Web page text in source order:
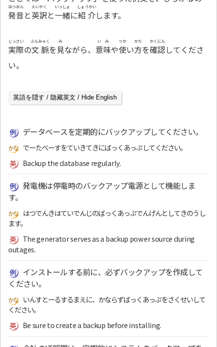
発音
はつおん
と英訳
えいやく
と一緒
いっしょ
に紹介
しょうかい
します。
実際
じっさい
の文脈
ぶんみゃく
を見
み
ながら、 意味
いみ
や使
つか
い方
かた
を確認
かくにん
してくださ
い。
英語を隠す / 隐藏英文 / Hide English
データベースを定期的にバックアップしてください。
でーたべーすをていきてきにばっくあっぷしてください。
Backup the database regularly.
発電機は停電時のバックアップ電源として機能しま
す。
はつでんきはていでんじのばっくあっぷでんげんとしてきのうし
ます。
The generator serves as a backup power source during
outages.
インストールする前に、必ずバックアップを作成して
ください。
いんすとーるするまえに、かならずばっくあっぷをさくせいして
ください。
Be sure to create a backup before installing.